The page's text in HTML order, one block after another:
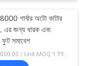
গার্বার অটো কাটার
জন্য ধারক এবং
ফুট সমাবেশ
$1 – 1000.00 / Unit MOQ:1 ইউনিট/ইউনিট অবহেলিত